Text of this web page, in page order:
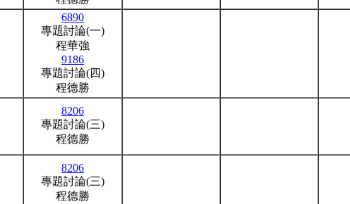
6890
專題討論(一)
程華強
9186
專題討論(四)
程德勝
8206
專題討論(三)
程德勝
8206
專題討論(三)
程德勝